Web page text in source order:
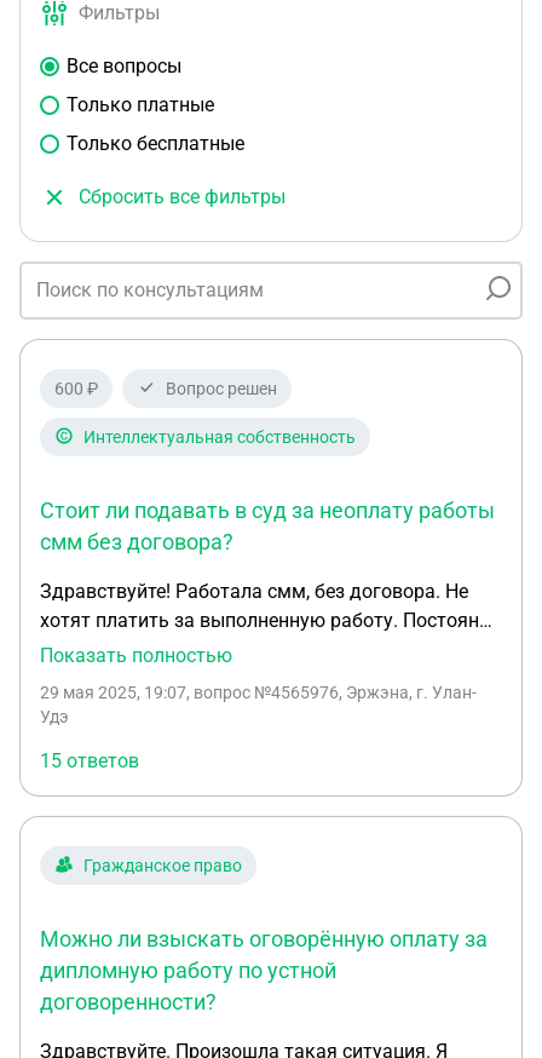
Фильтры
Все вопросы
Только платные
Только бесплатные
Сбросить все фильтры
600 ₽ Вопрос решен
Интеллектуальная собственность
Стоит ли подавать в суд за неоплату работы
смм без договора?
Здравствуйте! Работала смм, без договора. Не
хотят платить за выполненную работу. Постоянно
обещают и не платят. Есть переписки о сумме
свидетель, который выезжал на съемку. На
использование товарного знака. Стоит ли
подавать в суд?
Показать полностью
29 мая 2025, 19:07, вопрос №4565976, Эржэна, г. Улан-
Удэ
15 ответов
Гражданское право
Можно ли взыскать оговорённую оплату за
дипломную работу по устной
договоренности?
Здравствуйте. Произошла такая ситуация. Я